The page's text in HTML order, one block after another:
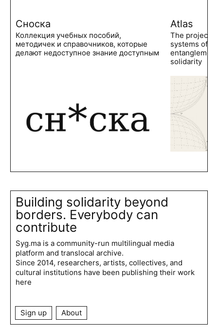
Сноска
Коллекция учебных пособий,
методичек и справочников, которые
делают недоступное знание доступным
Atlas
The project
systems of
solidarity
Building solidarity beyond
borders. Everybody can
contribute
Syg.ma is a community-run multilingual media
platform and translocal archive.
Since 2014, researchers, artists, collectives, and
cultural institutions have been publishing their work
here
Sign up About